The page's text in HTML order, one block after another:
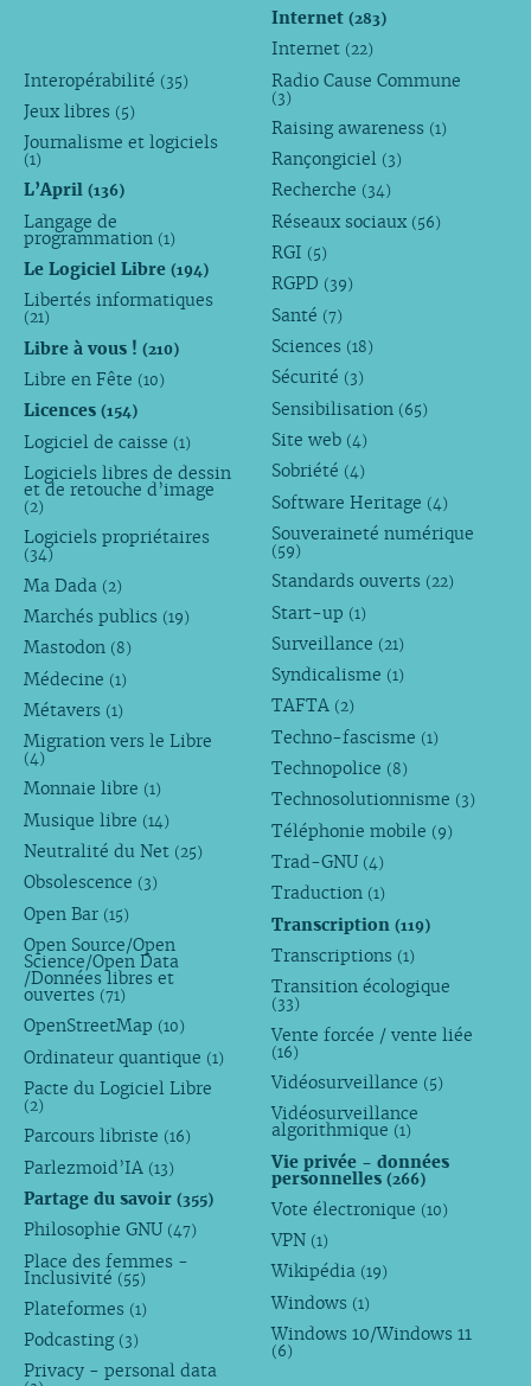
Internet(283)
Internet (22)
Interopérabilité (35)
Jeux libres (5)
Journalisme et logiciels
(1)
L’April (136)
Langage de
programmation (1)
Le Logiciel Libre (194)
Libertés informatiques
(21)
Libre à vous ! (210)
Libre en Fête (10)
Licences (154)
Logiciel de caisse (1)
Logiciels libres de dessin
et de retouche d’image
(2)
Logiciels propriétaires
(34)
Ma Dada (2)
Marchés publics (19)
Mastodon (8)
Médecine (1)
Métavers (1)
Migration vers le Libre
(4)
Monnaie libre (1)
Musique libre (14)
Neutralité du Net (25)
Obsolescence (3)
Open Bar (15)
Open Source/Open
Science/Open Data
/Données libres et
ouvertes (71)
OpenStreetMap (10)
Ordinateur quantique (1)
Pacte du Logiciel Libre
(2)
Parcours libriste (16)
Parlezmoid’IA (13)
Partage du savoir (355)
Philosophie GNU (47)
Place des femmes -
Inclusivité (55)
Plateformes (1)
Podcasting (3)
Privacy - personal data
Radio Cause Commune
(3)
Raising awareness (1)
Rançongiciel (3)
Recherche (34)
Réseaux sociaux (56)
RGI (5)
RGPD (39)
Santé (7)
Sciences (18)
Sécurité (3)
Sensibilisation (65)
Site web (4)
Sobriété (4)
Software Heritage (4)
Souveraineté numérique
(59)
Standards ouverts (22)
Start-up (1)
Surveillance (21)
Syndicalisme (1)
TAFTA (2)
Techno-fascisme (1)
Technopolice (8)
Technosolutionnisme (3)
Téléphonie mobile (9)
Trad-GNU (4)
Traduction (1)
Transcription(119)
Transcriptions (1)
Transition écologique
(33)
Vente forcée / vente liée
(16)
Vidéosurveillance (5)
Vidéosurveillance
algorithmique (1)
Vie privée - données
personnelles(266)
Vote électronique (10)
VPN (1)
Wikipédia (19)
Windows (1)
Windows 10/Windows 11
(6)